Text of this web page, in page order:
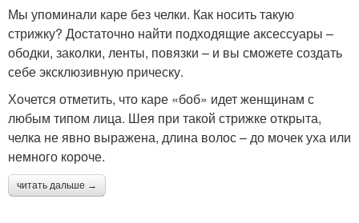
Мы упоминали каре без челки. Как носить такую
стрижку? Достаточно найти подходящие аксессуары –
ободки, заколки, ленты, повязки – и вы сможете создать
себе эксклюзивную прическу.
Хочется отметить, что каре «боб» идет женщинам с
любым типом лица. Шея при такой стрижке открыта,
челка не явно выражена, длина волос – до мочек уха или
немного короче.
читать дальше →